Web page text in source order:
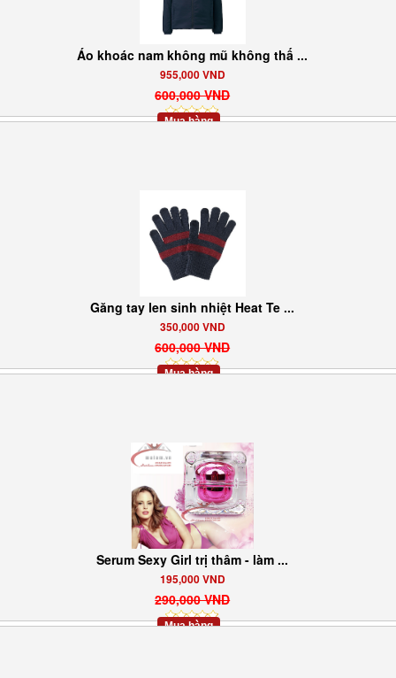
Áo khoác nam không mũ không thấ ...
955,000 VND
600,000 VND
Mua hàng
Găng tay len sinh nhiệt Heat Te ...
350,000 VND
600,000 VND
Mua hàng
Serum Sexy Girl trị thâm - làm ...
195,000 VND
290,000 VND
Mua hàng